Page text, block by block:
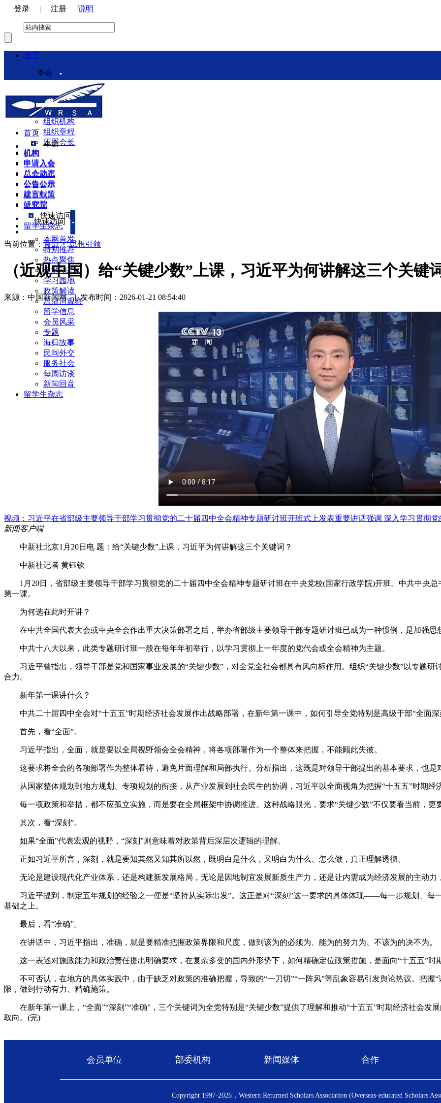
登录 | 注册 |说明
首页
本会
本会介绍
领导机构
理事会
组织机构
组织章程
历届会长
机构
申请入会
总会动态
公告公示
建言献策
研究院
快速访问
本网首发
特别推荐
热点聚焦
各地动态
学习园地
政策解读
菖蒲河观察
留学信息
会员风采
专题
海归故事
民间外交
服务社会
每周访谈
新闻回音
留学生杂志
首页
本会
机构
申请入会
总会动态
公告公示
建言献策
研究院
快速访问
留学生杂志
当前位置： 首页>思想引领
（近观中国）给“关键少数”上课，习近平为何讲解这三个关键
来源：中国新闻网 |发布时间：2026-01-21 08:54:40
视频：习近平在省部级主要领导干部学习贯彻党的二十届四中全会精神专题研讨班开班式上发表重要讲话强调 深入学习贯彻
新闻客户端
中新社北京1月20日电 题：给“关键少数”上课，习近平为何讲解这三个关键词？
中新社记者 黄钰钦
1月20日，省部级主要领导干部学习贯彻党的二十届四中全会精神专题研讨班在中央党校(国家行政学院)开班。中共中央总
第一课。
为何选在此时开讲？
在中共全国代表大会或中央全会作出重大决策部署之后，举办省部级主要领导干部专题研讨班已成为一种惯例，是加强思
中共十八大以来，此类专题研讨班一般在每年年初举行，以学习贯彻上一年度的党代会或全会精神为主题。
习近平曾指出，领导干部是党和国家事业发展的“关键少数”，对全党全社会都具有风向标作用。组织“关键少数”以专题研
合力。
新年第一课讲什么？
中共二十届四中全会对“十五五”时期经济社会发展作出战略部署，在新年第一课中，如何引导全党特别是高级干部“全面
首先，看“全面”。
习近平指出，全面，就是要以全局视野领会全会精神，将各项部署作为一个整体来把握，不能顾此失彼。
这要求将全会的各项部署作为整体看待，避免片面理解和局部执行。分析指出，这既是对领导干部提出的基本要求，也是
从国家整体规划到地方规划、专项规划的衔接，从产业发展到社会民生的协调，习近平以全面视角为把握“十五五”时期经
每一项政策和举措，都不应孤立实施，而是要在全局框架中协调推进。这种战略眼光，要求“关键少数”不仅要看当前，更
其次，看“深刻”。
如果“全面”代表宏观的视野，“深刻”则意味着对政策背后深层次逻辑的理解。
正如习近平所言，深刻，就是要知其然又知其所以然，既明白是什么，又明白为什么、怎么做，真正理解透彻。
无论是建设现代化产业体系，还是构建新发展格局，无论是因地制宜发展新质生产力，还是让内需成为经济发展的主动力
习近平提到，制定五年规划的经验之一便是“坚持从实际出发”。这正是对“深刻”这一要求的具体体现——每一步规划、每
基础之上。
最后，看“准确”。
在讲话中，习近平指出，准确，就是要精准把握政策界限和尺度，做到该为的必须为、能为的努力为、不该为的决不为。
这一表述对施政能力和政治责任提出明确要求，在复杂多变的国内外形势下，如何精确定位政策措施，是面向“十五五”时
不可否认，在地方的具体实践中，由于缺乏对政策的准确把握，导致的“一刀切”“一阵风”等乱象容易引发舆论热议。把握“
限，做到行动有力、精确施策。
在新年第一课上，“全面”“深刻”“准确”，三个关键词为全党特别是“关键少数”提供了理解和推动“十五五”时期经济社会发
取向。(完)